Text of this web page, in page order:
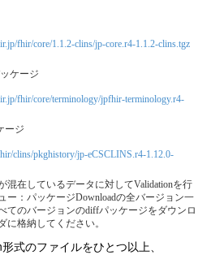
fhir/core/1.1.2-clins/jp-core.r4-1.1.2-clins.tgz
ケージ
fhir/core/terminology/jpfhir-terminology.r4-
ージ
clins/pkghistory/jp-eCSCLINS.r4-1.12.0-
混在しているデータに対してValidationを行
ー：パッケージDownloadの全バージョン一
てのバージョンのdiffパッケージをダウンロ
に格納してください。
式のファイルをひとつ以上、